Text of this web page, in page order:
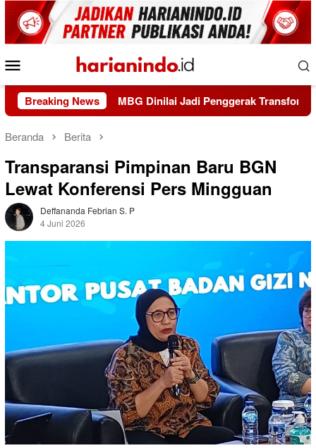
Loncat
ke
konten
Mobile
Breaking News
MBG Dinilai Jadi Penggerak Transformasi Sistem
Beranda Berita
Transparansi Pimpinan Baru BGN
Lewat Konferensi Pers Mingguan
Deffananda Febrian S. P
4 Juni 2026